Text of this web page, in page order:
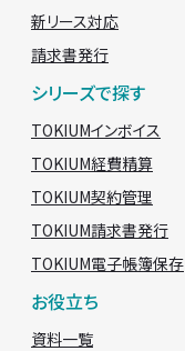
新リース対応
請求書発行
シリーズで探す
TOKIUMインボイス
TOKIUM経費精算
TOKIUM契約管理
TOKIUM請求書発行
TOKIUM電子帳簿保存
お役立ち
資料一覧